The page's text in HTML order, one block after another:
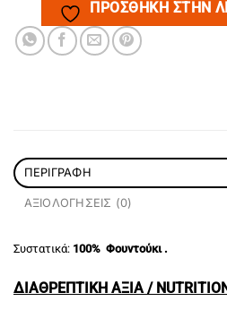
ΠΡΌΣΘΉΚΗ ΣΤΗΝ
ΠΕΡΙΓΡΑΦΉ
ΑΞΙΟΛΟΓΉΣΕΙΣ (0)
Συστατικά: 100% Φουντούκι .
ΔΙΑΘΡΕΠΤΙΚΗ ΑΞΙΑ /